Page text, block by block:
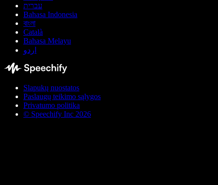
עברית
Bahasa Indonesia
বাংলা
Català
Bahasa Melayu
اردو
Slapukų nuostatos
Paslaugų teikimo sąlygos
Privatumo politika
© Speechify Inc 2026